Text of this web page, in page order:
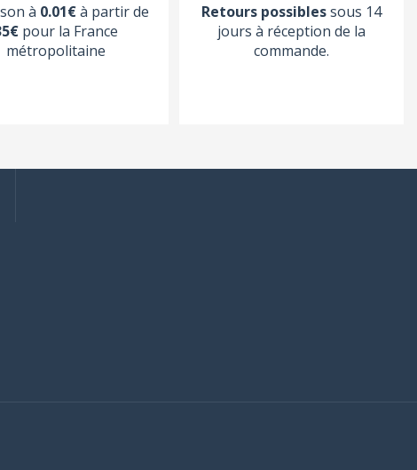
à 0.01€à partir de
pour la France
métropolitaine
Retours possiblessous 14
jours à réception de la
commande.